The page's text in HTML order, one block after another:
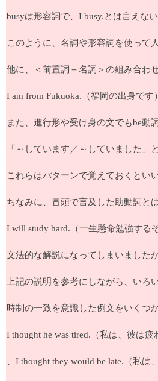
busyは形容詞で、I busy.とは言えな
このように、名詞や形容詞を使って
他に、＜前置詞＋名詞＞の組み合わ
I am from Fukuoka.（福岡の出身です
また、進行形や受け身の文でもbe動
「～しています／～していました
これらはパターンで覚えておくとい
ちなみに、冒頭で言及した助動詞と
I will study hard.（一生懸命勉強する
文法的な解説になってしまいました
上記の説明を参考にしながら、いろ
時制の一致を意識した例文をいくつ
I thought he was tired.（私は、彼は
、I thought they would be late.（私